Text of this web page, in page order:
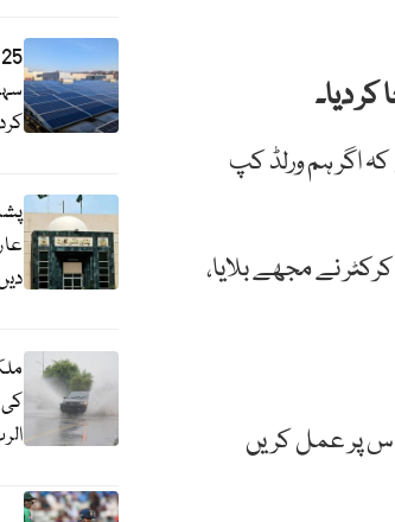
اگر ہم ورلڈ کپ
نے مجھے بلایا،
اس پر عمل کریں